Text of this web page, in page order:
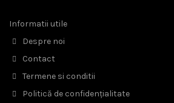
Informatii utile
Despre noi
Contact
Termene si conditii
Politică de confidențialitate